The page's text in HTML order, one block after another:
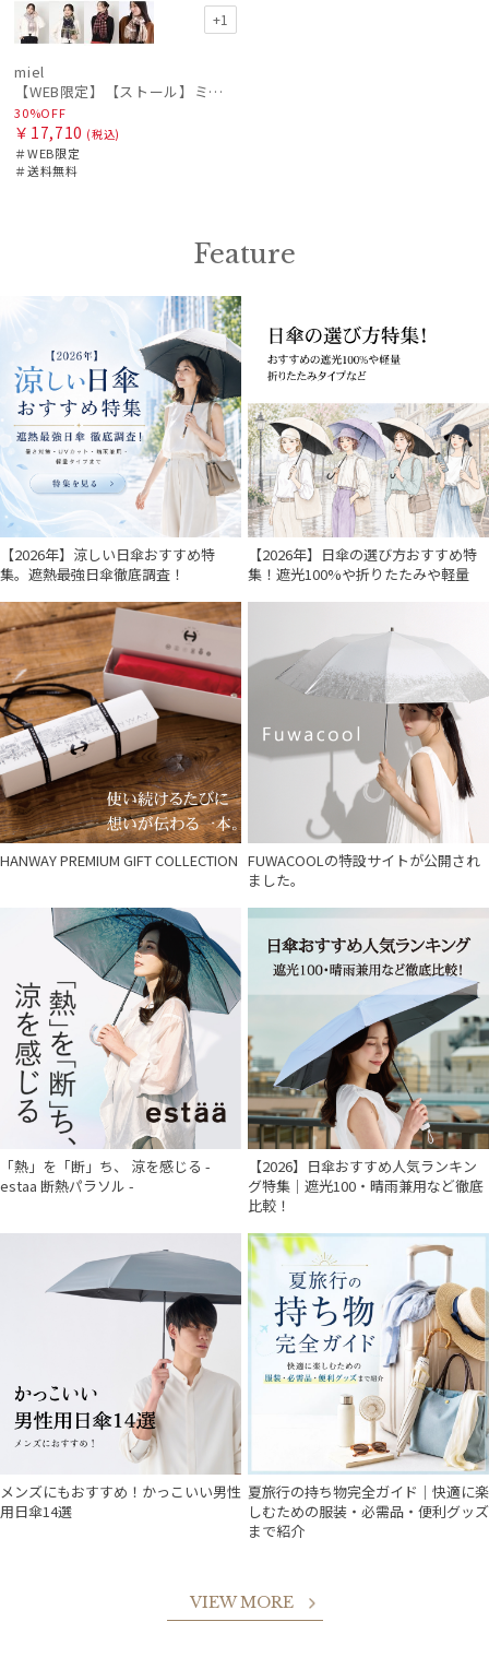
帽子
その他
カラー
販売状況
入荷状況
+1
miel
【WEB限定】【ストール】ミエル(miel) カシミヤ100％ チェック ストール レディース メンズ ウォッシャブル 洗えるカシミヤ
30%OFF
￥17,710 (税込)
＃WEB限定
＃送料無料
Feature
【2026年】涼しい日傘おすすめ特
集。遮熱最強日傘徹底調査！
【2026年】日傘の選び方おすすめ特
集！遮光100%や折りたたみや軽量
HANWAY PREMIUM GIFT COLLECTION FUWACOOLの特設サイトが公開され
ました。
「熱」を「断」ち、 涼を感じる -
estaa 断熱パラソル -
【2026】日傘おすすめ人気ランキン
グ特集｜遮光100・晴雨兼用など徹底
比較！
メンズにもおすすめ！かっこいい男性
用日傘14選
夏旅行の持ち物完全ガイド｜快適に楽
しむための服装・必需品・便利グッズ
まで紹介
VIEW MORE